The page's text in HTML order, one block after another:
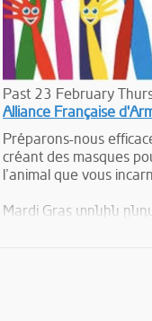
Past 23 February
Alliance Française
Préparons-nous
créant des masques
l’animal que vous
Mardi Gras տոնին